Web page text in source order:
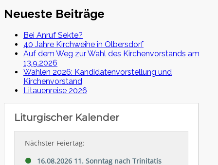
Neueste Beiträge
Bei Anruf Sekte?
40 Jahre Kirchweihe in Olbersdorf
Auf dem Weg zur Wahl des Kirchenvorstands am
13.9.2026
Wahlen 2026: Kandidatenvorstellung und
Kirchenvorstand
Litauenreise 2026